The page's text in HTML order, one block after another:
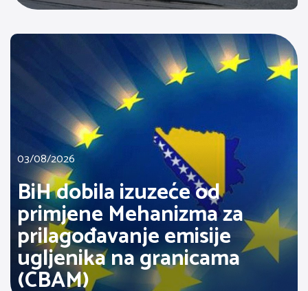
03/08/2026
BiH dobila izuzeće od
primjene Mehanizma za
prilagođavanje emisije
ugljenika na granicama
(CBAM)